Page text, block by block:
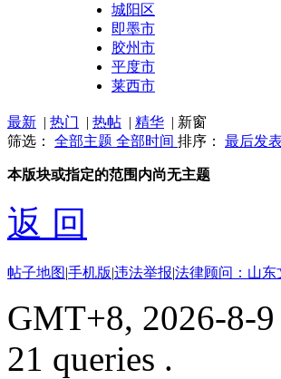
城阳区
即墨市
胶州市
平度市
莱西市
最新 | 热门 | 热帖 | 精华 | 新窗
筛选： 全部主题 全部时间 排序： 最后发表
本版块或指定的范围内尚无主题
返 回
帖子地图|手机版|违法举报|法律顾问：山
GMT+8, 2026-8-
21 queries .